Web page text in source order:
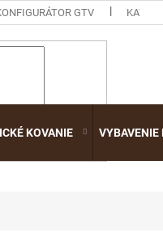
GTV
KOVANIE VYBAVENIE